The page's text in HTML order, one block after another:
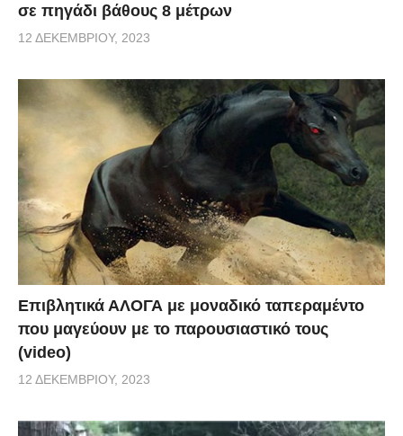
σε πηγάδι βάθους 8 μέτρων
12 ΔΕΚΕΜΒΡΊΟΥ, 2023
Επιβλητικά ΑΛΟΓΑ με μοναδικό ταπεραμέντο
που μαγεύουν με το παρουσιαστικό τους
(video)
12 ΔΕΚΕΜΒΡΊΟΥ, 2023